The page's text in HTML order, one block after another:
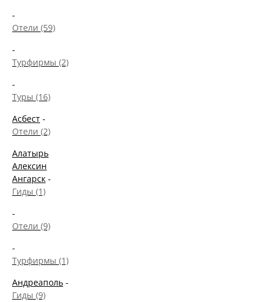
-
Отели (59)
-
Турфирмы (2)
-
Туры (16)
Асбест -
Отели (2)
Алатырь
Алексин
Ангарск -
Гиды (1)
-
Отели (9)
-
Турфирмы (1)
Андреаполь -
Гиды (9)